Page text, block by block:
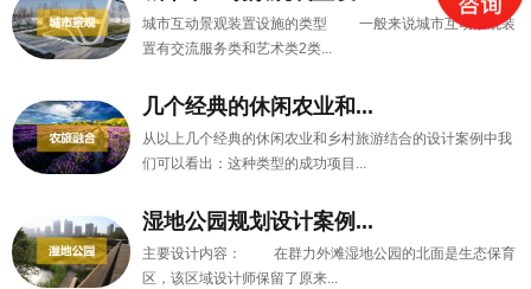
城市互动景观装置设施的类型 一般来说城市互动景观装
置有交流服务类和艺术类2类...
几个经典的休闲农业和...
从以上几个经典的休闲农业和乡村旅游结合的设计案例中我
们可以看出：这种类型的成功项目...
湿地公园规划设计案例...
主要设计内容： 在群力外滩湿地公园的北面是生态保育
区，该区域设计师保留了原来...